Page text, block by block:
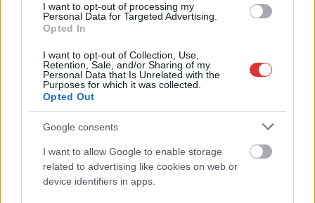
I want to opt-out of processing my
Personal Data for Targeted Advertising.
Opted In
I want to opt-out of Collection, Use,
Retention, Sale, and/or Sharing of my
Personal Data that Is Unrelated with the
Purposes for which it was collected.
Opted Out
Google consents
I want to allow Google to enable storage
related to advertising like cookies on web or
device identifiers in apps.
tartott. A legfontosabb kijelentéseket a Telex szemlézte
tudósításában: Fotó: MTI/Bruzák Noémi
TOVÁBB OLVASOM
Magyarország , ,
Kormányinfó
Az élelmiszerekre vonatkozó árstop eltörlését
kéri a kormánytól a kereskedelmi szövetség
2023.01.02. Nagy László